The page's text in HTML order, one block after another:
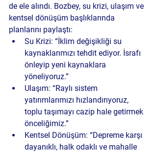
de ele alındı. Bozbey, su krizi, ulaşım ve
kentsel dönüşüm başlıklarında
planlarını paylaştı:
Su Krizi: “İklim değişikliği su
kaynaklarımızı tehdit ediyor. İsrafı
önleyip yeni kaynaklara
yöneliyoruz.”
Ulaşım: “Raylı sistem
yatırımlarımızı hızlandırıyoruz,
toplu taşımayı cazip hale getirmek
önceliğimiz.”
Kentsel Dönüşüm: “Depreme karşı
dayanıklı, halk odaklı ve mahalle